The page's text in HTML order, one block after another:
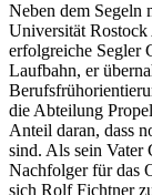
Neben dem Segeln
Universität
erfolgreiche Segler
Laufbahn, er
die Abteilung
Anteil daran, dass
sind. Als sein Vater
Nachfolger für das
sich Rolf Fichtner